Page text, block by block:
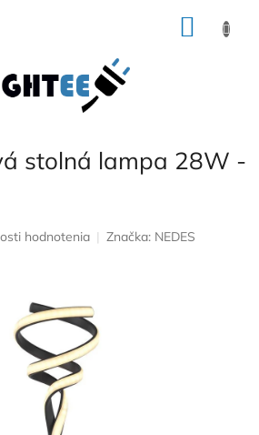
stolná lampa 28W -
hodnotenia Značka: NEDES